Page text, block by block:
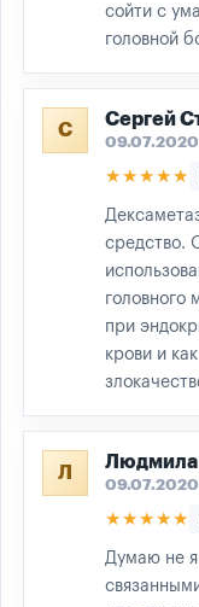
сойти с
головной
С
Сергей
09.07.2020
★★★★★
средство.
головного
при
крови и
Л
Людмила
09.07.2020
★★★★★
Думаю не я